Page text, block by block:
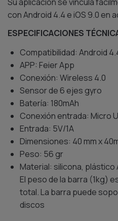
con Android 4.4 e iOS 9.0 en
ESPECIFICACIONES
Compatibilidad: Android
APP: Feier App
Conexión: Wireless 4.0
Sensor de 6 ejes gyro
Batería: 180mAh
Conexión entrada: Micro
Entrada: 5V/1A
Dimensiones: 40 mm x
Peso: 56 gr
Material: silicona, plástico
El peso de la barra (1kg)
total. La barra puede
discos